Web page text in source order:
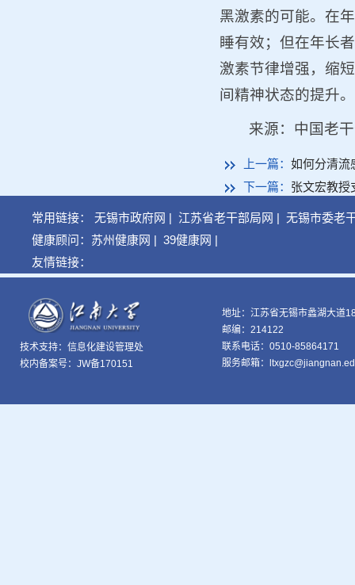
黑激素的可能。在
睡有效；但在年长
激素节律增强，缩
间精神状态的提升。
来源：中国老
上一篇： 如何分清流
下一篇： 张文宏教授
常用链接： 无锡市政府网 | 江苏省老干部局网 | 无锡市委老
健康顾问： 苏州健康网 | 39健康网 |
友情链接：
技术支持： 信息化建设管理处
校内备案号：JW备170151
地址：江苏省无锡市蠡湖大道
邮编：214122
联系电话：0510-85864171
服务邮箱：